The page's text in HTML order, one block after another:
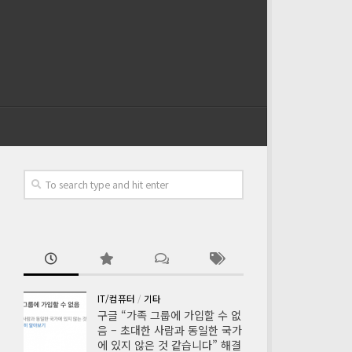
IT/컴퓨터 / 기타
구글 “가족 그룹에 가입할 수 없
음 – 초대한 사람과 동일한 국가
에 있지 않은 것 같습니다” 해결